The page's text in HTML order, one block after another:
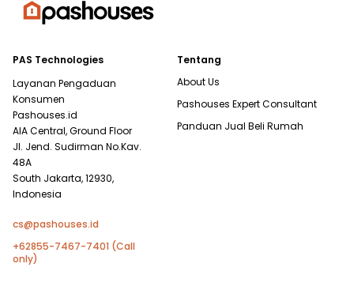
PAS Technologies
Layanan Pengaduan
Konsumen
Pashouses.id
AIA Central, Ground Floor
Jl. Jend. Sudirman No.Kav.
48A
South Jakarta, 12930,
Indonesia
cs@pashouses.id
+62855-7467-7401 (Call
only)
Tentang
About Us
Pashouses Expert Consultant
Panduan Jual Beli Rumah